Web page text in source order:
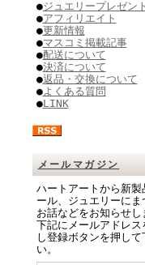
●ジュエリープレゼント
●アフィリエイト
●更新情報
●マスコミ掲載記事
●配送について
●決済について
●返品・交換について
●よくある質問
●LINK
メールマガジン
ハートアートから新製
ール、ジュエリーにま
お話などをお知らせし
下記にメールアドレス
し登録ボタンを押して
い。